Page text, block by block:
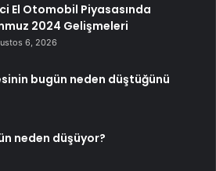
El Otomobil Piyasasında
2024 Gelişmeleri
6, 2026
bugün neden düştüğünü
neden düşüyor?